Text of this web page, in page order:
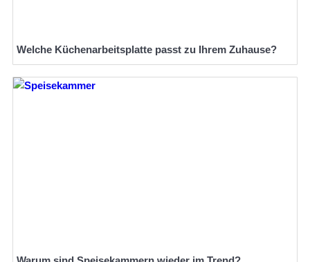
Welche Küchenarbeitsplatte passt zu Ihrem Zuhause?